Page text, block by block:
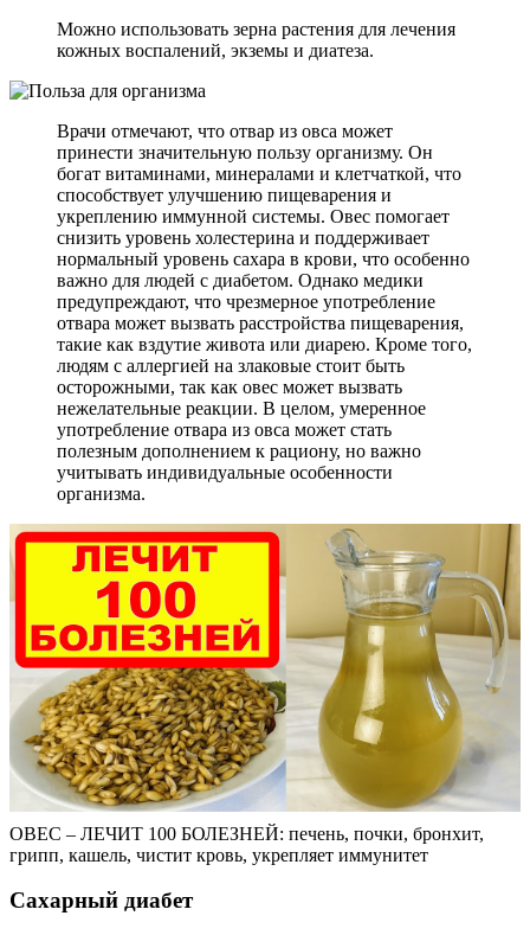
Можно использовать зерна растения для лечения
кожных воспалений, экземы и диатеза.
Врачи отмечают, что отвар из овса может
принести значительную пользу организму. Он
богат витаминами, минералами и клетчаткой, что
способствует улучшению пищеварения и
укреплению иммунной системы. Овес помогает
снизить уровень холестерина и поддерживает
нормальный уровень сахара в крови, что особенно
важно для людей с диабетом. Однако медики
предупреждают, что чрезмерное употребление
отвара может вызвать расстройства пищеварения,
такие как вздутие живота или диарею. Кроме того,
людям с аллергией на злаковые стоит быть
осторожными, так как овес может вызвать
нежелательные реакции. В целом, умеренное
употребление отвара из овса может стать
полезным дополнением к рациону, но важно
учитывать индивидуальные особенности
организма.
ОВЕС – ЛЕЧИТ 100 БОЛЕЗНЕЙ: печень, почки, бронхит,
грипп, кашель, чистит кровь, укрепляет иммунитет
Сахарный диабет